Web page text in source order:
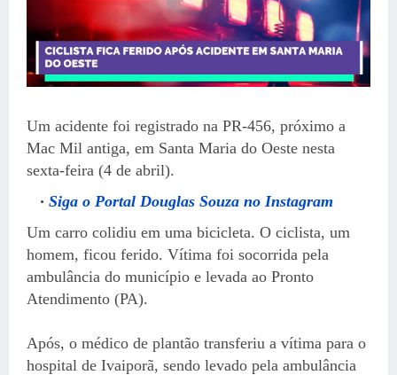
Um acidente foi registrado na PR-456, próximo a
Mac Mil antiga, em Santa Maria do Oeste nesta
sexta-feira (4 de abril).
Siga o Portal Douglas Souza no Instagram
Um carro colidiu em uma bicicleta. O ciclista, um
homem, ficou ferido. Vítima foi socorrida pela
ambulância do município e levada ao Pronto
Atendimento (PA).
Após, o médico de plantão transferiu a vítima para o
hospital de Ivaiporã, sendo levado pela ambulância